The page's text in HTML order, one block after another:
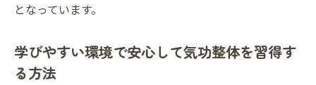
となっています。
学びやすい環境で安心して気功整体を習得す
る方法